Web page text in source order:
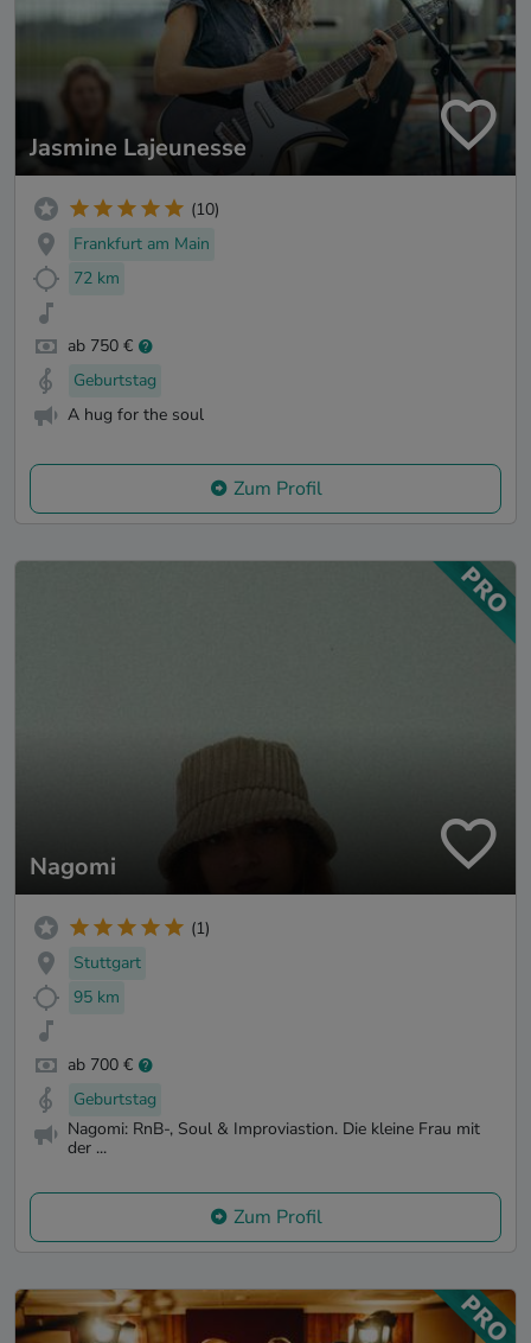
Jasmine Lajeunesse
(10)
Frankfurt am Main
72 km
ab 750 €
Geburtstag
A hug for the soul
Zum Profil
Nagomi
(1)
Stuttgart
95 km
ab 700 €
Geburtstag
Nagomi: RnB-, Soul & Improviastion. Die kleine Frau mit
der ...
Zum Profil